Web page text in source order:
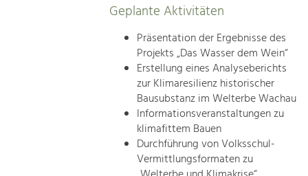
Geplante Aktivitäten
Präsentation der Ergebnisse des
Projekts „Das Wasser dem Wein“
Erstellung eines Analyseberichts
zur Klimaresilienz historischer
Bausubstanz im Welterbe Wachau
Informationsveranstaltungen zu
klimafittem Bauen
Durchführung von Volksschul-
Vermittlungsformaten zu